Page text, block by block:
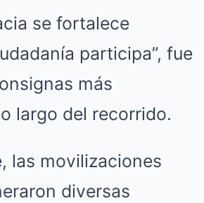
se fortalece
participa”, fue
más
largo del recorrido.
las movilizaciones
diversas